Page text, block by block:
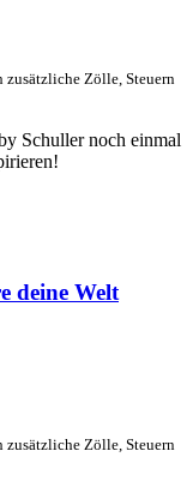
Zölle, Steuern
Schuller noch einmal
deine Welt
Zölle, Steuern